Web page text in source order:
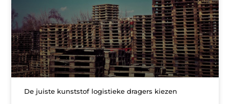
De juiste kunststof logistieke dragers kiezen